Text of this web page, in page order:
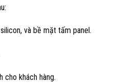
và bề mặt tấm panel.
cho khách hàng.